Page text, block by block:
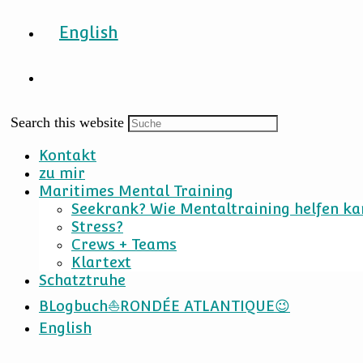
English
Search this website
Kontakt
zu mir
Maritimes Mental Training
Seekrank? Wie Mentaltraining helfen
Stress?
Crews + Teams
Klartext
Schatztruhe
BLogbuch⛵RONDÉE ATLANTIQUE😉
English